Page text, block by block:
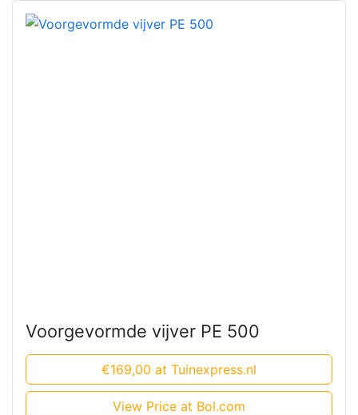
Voorgevormde vijver PE 500
€169,00 at Tuinexpress.nl
View Price at Bol.com